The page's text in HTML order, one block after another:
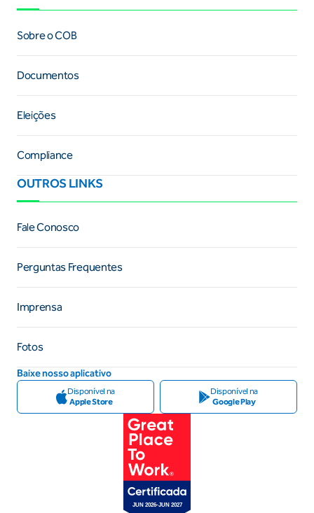
Sobre o COB
Documentos
Eleições
Compliance
OUTROS LINKS
Fale Conosco
Perguntas Frequentes
Imprensa
Fotos
Baixe nosso aplicativo
Disponível na
Apple Store
Disponível na
Google Play